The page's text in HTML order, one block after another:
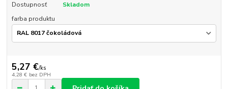
Dostupnosť
Skladom
farba produktu
5,27 €/ks
4,28 € bez DPH